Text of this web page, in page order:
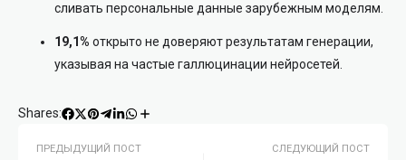
сливать персональные данные зарубежным моделям.
19,1% открыто не доверяют результатам генерации,
указывая на частые галлюцинации нейросетей.
Shares:
ПРЕДЫДУЩИЙ ПОСТ СЛЕДУЮЩИЙ ПОСТ